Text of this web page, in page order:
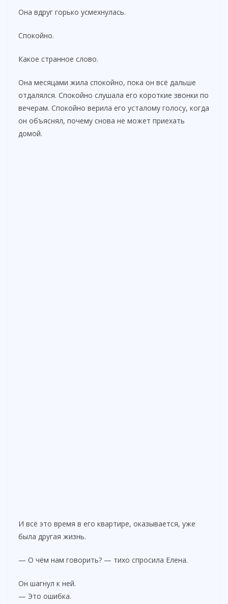
Она вдруг горько усмехнулась.
Спокойно.
Какое странное слово.
Она месяцами жила спокойно, пока он всё дальше
отдалялся. Спокойно слушала его короткие звонки по
вечерам. Спокойно верила его усталому голосу, когда
он объяснял, почему снова не может приехать
домой.
И всё это время в его квартире, оказывается, уже
была другая жизнь.
— О чём нам говорить? — тихо спросила Елена.
Он шагнул к ней.
— Это ошибка.